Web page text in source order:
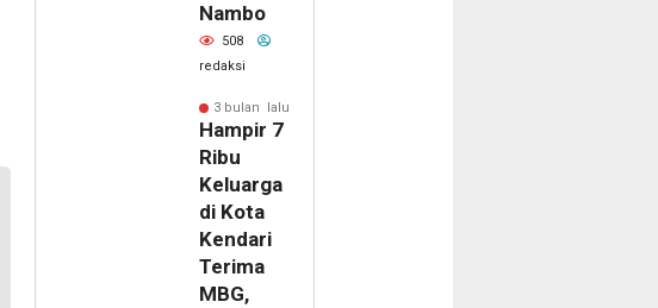
Nambo
508
redaksi
3 bulan lalu
Hampir 7
Ribu
Keluarga
di Kota
Kendari
Terima
MBG,